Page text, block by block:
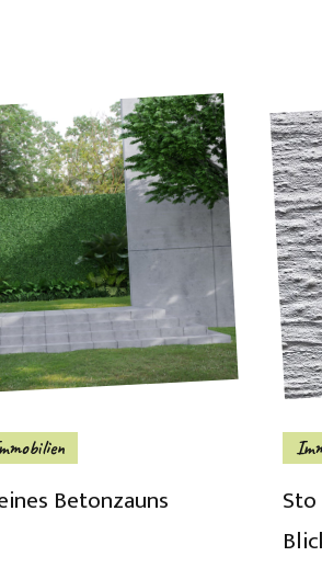
Betonzauns